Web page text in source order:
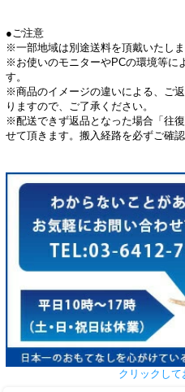
●ご注意
※一部地域は別途送料を頂戴いたしま
※お使いのモニターやPCの環境等に
す。
※商品のイメージの違いによる、ご
りますので、ご了承ください。
※配送できず返品となった場合「往
せて頂きます。搬入経路を必ずご確認
クリックし